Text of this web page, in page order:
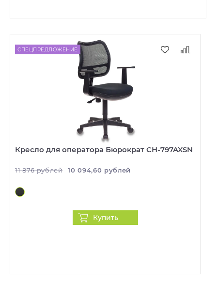
СПЕЦПРЕДЛОЖЕНИЕ
Кресло для оператора Бюрократ CH-797AXSN
11 876 рублей 10 094,60 рублей
Купить